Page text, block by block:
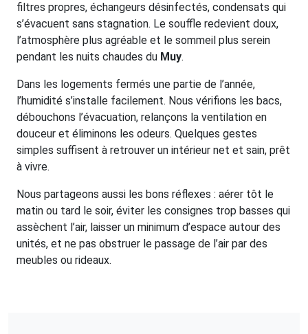
filtres propres, échangeurs désinfectés, condensats qui
s’évacuent sans stagnation. Le souffle redevient doux,
l’atmosphère plus agréable et le sommeil plus serein
pendant les nuits chaudes du Muy.
Dans les logements fermés une partie de l’année,
l’humidité s’installe facilement. Nous vérifions les bacs,
débouchons l’évacuation, relançons la ventilation en
douceur et éliminons les odeurs. Quelques gestes
simples suffisent à retrouver un intérieur net et sain, prêt
à vivre.
Nous partageons aussi les bons réflexes : aérer tôt le
matin ou tard le soir, éviter les consignes trop basses qui
assèchent l’air, laisser un minimum d’espace autour des
unités, et ne pas obstruer le passage de l’air par des
meubles ou rideaux.